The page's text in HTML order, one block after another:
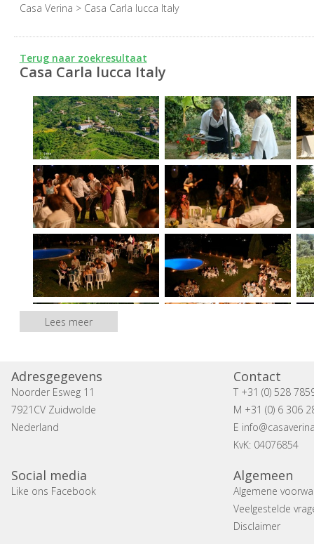
Casa Verina > Casa Carla lucca Italy
Terug naar zoekresultaat
Casa Carla lucca Italy
Lees meer
Adresgegevens
Noorder Esweg 11
7921CV Zuidwolde
Nederland
Contact
T +31 (0) 528
M +31 (0) 6 306
E
KvK: 04076854
Social media
Like ons Facebook
Algemeen
Algemene
Veelgestelde
Disclaimer